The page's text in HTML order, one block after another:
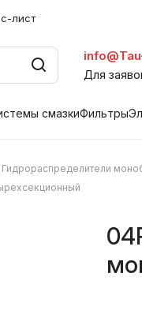
лист
Для
смазкиФильтры
Гидрораспределители